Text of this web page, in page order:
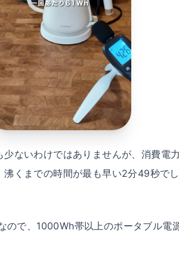
少ないわけではありませんが、消費電
沸くまでの時間が最も早い2分49秒でし
ので、1000Wh帯以上のポータブル電